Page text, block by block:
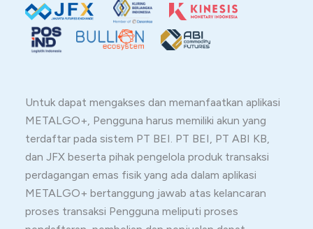
Untuk dapat mengakses dan memanfaatkan aplikasi
METALGO+, Pengguna harus memiliki akun yang
terdaftar pada sistem PT BEI. PT BEI, PT ABI KB,
dan JFX beserta pihak pengelola produk transaksi
perdagangan emas fisik yang ada dalam aplikasi
METALGO+ bertanggung jawab atas kelancaran
proses transaksi Pengguna meliputi proses